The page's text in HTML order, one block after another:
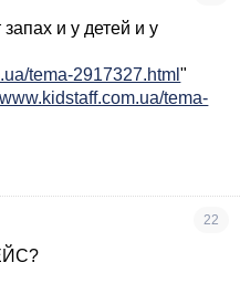
и у детей и у
tema-2917327.html"
tema-
22